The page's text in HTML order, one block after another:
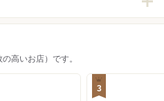
高いお店）です。
3